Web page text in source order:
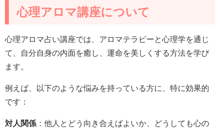
心理アロマ講座について
心理アロマ占い講座では、アロマテラピーと心理学を通じ
て、自分自身の内面を癒し、運命を美しくする方法を学び
ます。
例えば、以下のような悩みを持っている方に、特に効果的
です：
対人関係 ：他人とどう向き合えばよいか、どうしても心の